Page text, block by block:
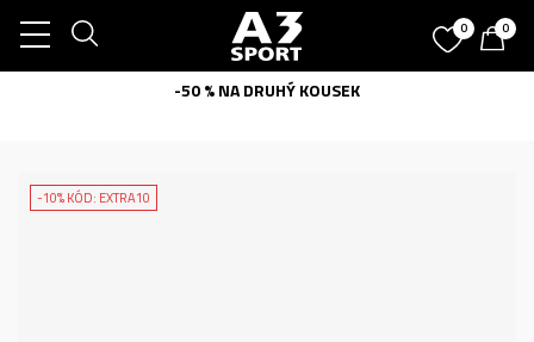
0 0
-50 % NA DRUHÝ KOUSEK
-10% KÓD: EXTRA10